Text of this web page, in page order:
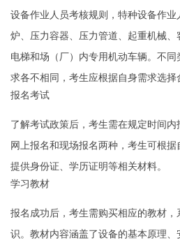
设备作业人员考核规则，特种设备作
炉、压力容器、压力管道、起重机械、
电梯和场（厂）内专用机动车辆。不
求各不相同，考生应根据自身需求选择
报名考试
了解考试政策后，考生需在规定时间
网上报名和现场报名两种，考生可根
提供身份证、学历证明等相关材料。
学习教材
报名成功后，考生需购买相应的教材
识。教材内容涵盖了设备的基本原理